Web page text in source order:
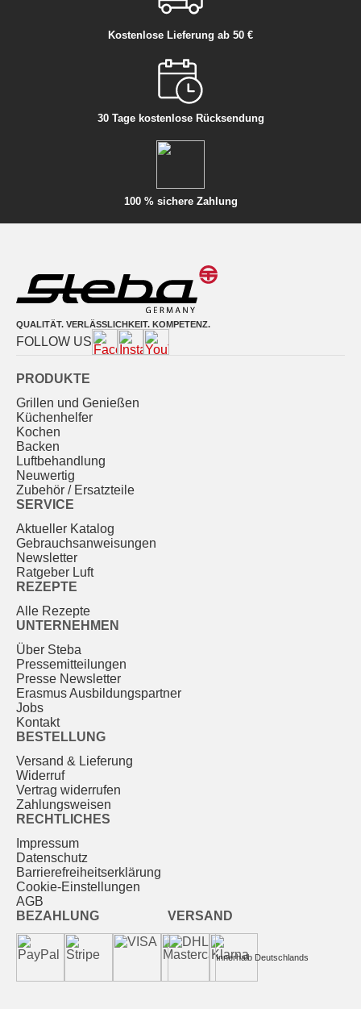
Kostenlose Lieferung ab 50 €
30 Tage kostenlose Rücksendung
100 % sichere Zahlung
QUALITÄT. VERLÄSSLICHKEIT. KOMPETENZ.
FOLLOW US
PRODUKTE
Grillen und Genießen
Küchenhelfer
Kochen
Backen
Luftbehandlung
Neuwertig
Zubehör / Ersatzteile
SERVICE
Aktueller Katalog
Gebrauchs­anweisungen
Newsletter
Ratgeber Luft
REZEPTE
Alle Rezepte
UNTERNEHMEN
Über Steba
Pressemitteilungen
Presse Newsletter
Erasmus Ausbildungspartner
Jobs
Kontakt
BESTELLUNG
Versand & Lieferung
Widerruf
Vertrag widerrufen
Zahlungsweisen
RECHTLICHES
Impressum
Datenschutz
Barrierefreiheitserklärung
Cookie-Einstellungen
AGB
BEZAHLUNG
VERSAND
Innerhalb Deutschlands